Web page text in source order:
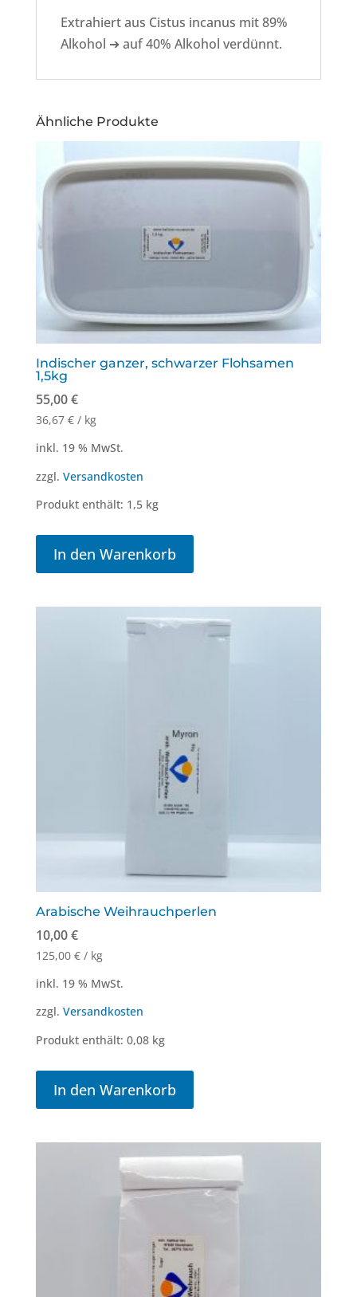
Extrahiert aus Cistus incanus mit 89%
Alkohol ➔ auf 40% Alkohol verdünnt.
Ähnliche Produkte
Indischer ganzer, schwarzer Flohsamen
1,5kg
55,00€
36,67 €/ kg
inkl. 19 % MwSt.
zzgl. Versandkosten
Produkt enthält: 1,5 kg
In den Warenkorb
Arabische Weihrauchperlen
10,00€
125,00 €/ kg
inkl. 19 % MwSt.
zzgl. Versandkosten
Produkt enthält: 0,08 kg
In den Warenkorb